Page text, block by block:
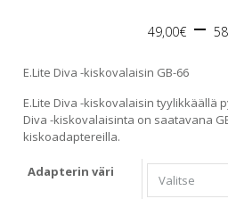
49,00€ –
E.Lite Diva -kiskovalaisin GB-66
E.Lite Diva -kiskovalaisin tyylikkäällä
Diva -kiskovalaisinta on saatavana
kiskoadaptereilla.
Adapterin väri